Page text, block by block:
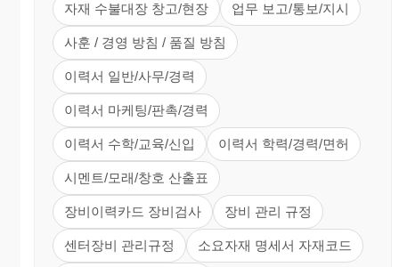
자재 수불대장 창고/현장 업무 보고/통보/지시
사훈 / 경영 방침 / 품질 방침
이력서 일반/사무/경력
이력서 마케팅/판촉/경력
이력서 수학/교육/신입 이력서 학력/경력/면허
시멘트/모래/창호 산출표
장비이력카드 장비검사 장비 관리 규정
센터장비 관리규정 소요자재 명세서 자재코드